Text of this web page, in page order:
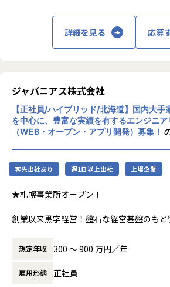
詳細を見る 応募
ジャパニアス株式会社
【正社員/ハイブリッド/北海道】国内大
を中心に、豊富な実績を有するエンジニ
（WEB・オープン・アプリ開発）募集！
客先出社あり 週1日以上出社 上場企業
★札幌事業所オープン！
創業以来黒字経営！盤石な経営基盤のも
採用です!!
ご志向／ご希望に応じて、プロジェクトを
是非面接でお話しください！
想定年収 300 〜 900 万円／年
雇用形態 正社員